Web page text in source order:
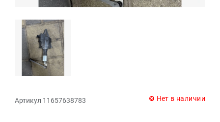
Артикул 11657638783 Нет в наличии